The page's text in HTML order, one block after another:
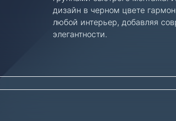
дизайн в черном цвете
любой интерьер, добавляя
элегантности.